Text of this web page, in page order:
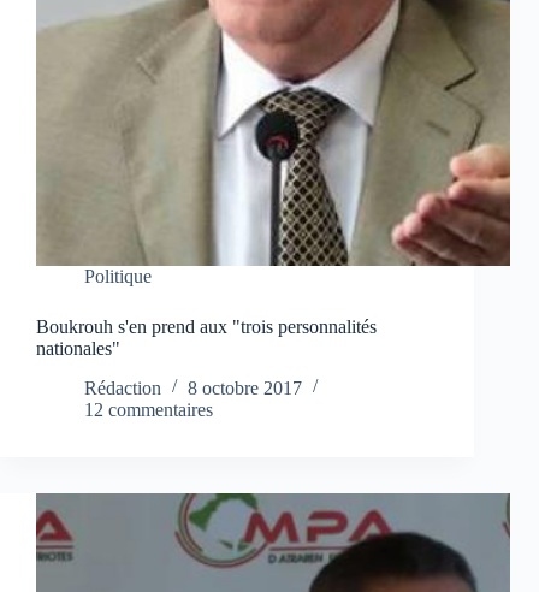
Politique
Boukrouh s'en prend aux "trois personnalités
nationales"
Rédaction
8 octobre 2017
12 commentaires